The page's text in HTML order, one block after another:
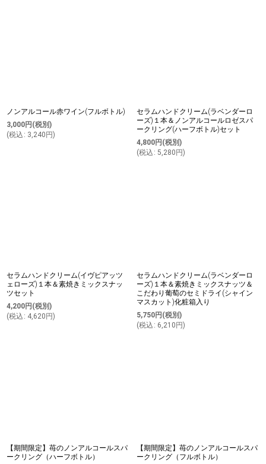
ノンアルコール赤ワイン(フルボトル)
3,000円 (税別)
(税込 : 3,240 円)
セラムハンドクリーム(ラベンダーロ
ーズ)１本＆ノンアルコールロゼスパ
ークリング(ハーフボトル)セット
4,800円 (税別)
(税込 : 5,280 円)
セラムハンドクリーム(イヴピアッツ
ェローズ)１本＆素焼きミックスナッ
ツセット
4,200円 (税別)
(税込 : 4,620 円)
セラムハンドクリーム(ラベンダーロ
ーズ)１本＆素焼きミックスナッツ＆
こだわり葡萄のセミドライ(シャイン
マスカット)化粧箱入り
5,750円 (税別)
(税込 : 6,210 円)
【期間限定】苺のノンアルコールスパ
ークリング（ハーフボトル）
【期間限定】苺のノンアルコールスパ
ークリング（フルボトル）